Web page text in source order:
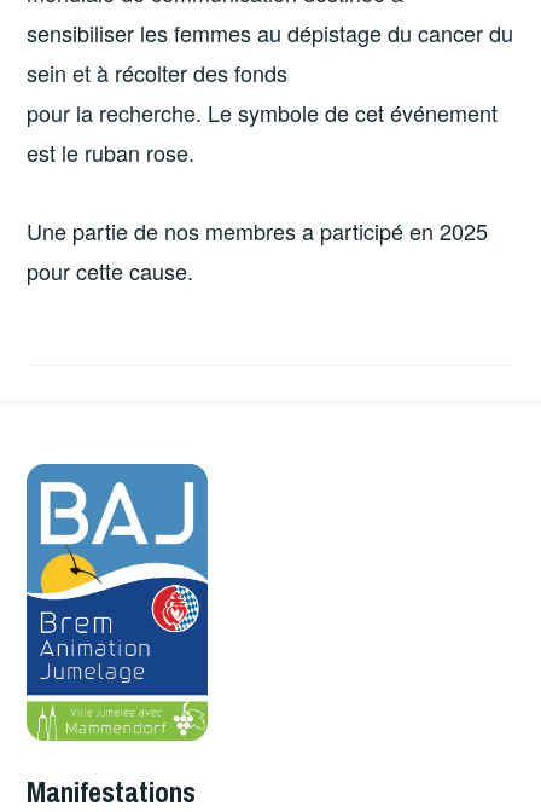
sensibiliser les femmes au dépistage du cancer du
sein et à récolter des fonds
pour la recherche. Le symbole de cet événement
est le ruban rose.
Une partie de nos membres a participé en 2025
pour cette cause.
Manifestations